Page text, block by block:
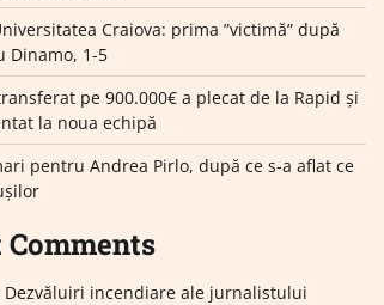
Craiova: prima ”victimă” după
Dinamo, 1-5
pe 900.000€ a plecat de la Rapid și
la noua echipă
pentru Andrea Pirlo, după ce s-a aflat ce
Comments
Dezvăluiri incendiare ale jurnalistului